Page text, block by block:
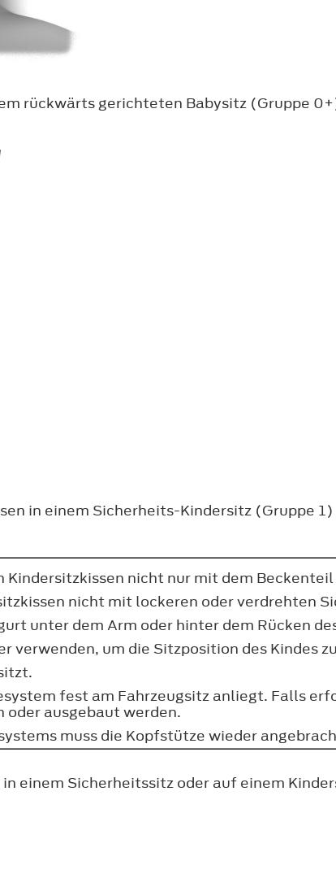
rückwärts gerichteten Babysitz (Gruppe
in einem Sicherheits-Kindersitz (Gruppe
nicht nur mit dem
nicht mit lockeren oder verdrehten
unter dem Arm oder hinter dem Rücken
verwenden, um die Sitzposition des Kindes
fest am Fahrzeugsitz anliegt. Falls
ausgebaut werden.
muss die Kopfstütze wieder
einem Sicherheitssitz oder auf einem